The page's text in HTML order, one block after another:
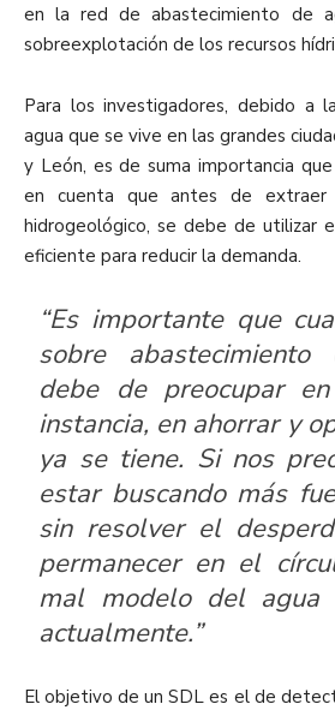
en la red de abastecimiento de
sobreexplotación de los recursos
Para los investigadores, debido a
agua que se vive en las grandes
y León, es de suma importancia
en cuenta que antes de extraer
hidrogeológico, se debe de utilizar
eficiente para reducir la demanda.
“Es importante que
sobre
debe de preocupar
instancia, en ahorrar y
ya se tiene. Si nos
estar buscando más
sin resolver el
permanecer en el
mal modelo del agua
actualmente.”
El objetivo de un SDL es el de